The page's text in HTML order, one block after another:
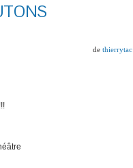
de thierrytac